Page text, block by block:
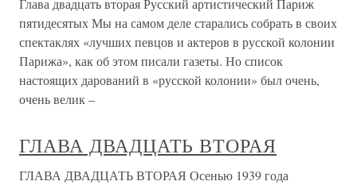
Глава двадцать вторая Русский артистический Париж
пятидесятых Мы на самом деле старались собрать в своих
спектаклях «лучших певцов и актеров в русской колонии
Парижа», как об этом писали газеты. Но список
настоящих дарований в «русской колонии» был очень,
очень велик –
ГЛАВА ДВАДЦАТЬ ВТОРАЯ
ГЛАВА ДВАДЦАТЬ ВТОРАЯ Осенью 1939 года